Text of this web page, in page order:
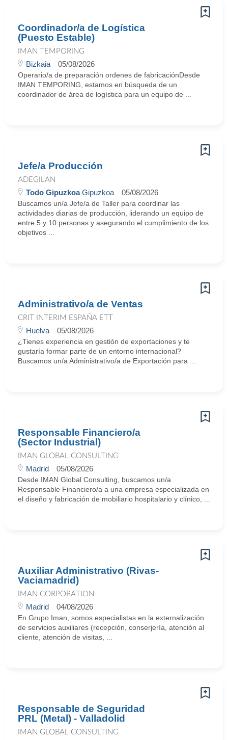
Coordinador/a de Logística
(Puesto Estable)
IMAN TEMPORING
Bizkaia 05/08/2026
Operario/a de preparación ordenes de fabricaciónDesde
IMAN TEMPORING, estamos en búsqueda de un
coordinador de área de logística para un equipo de ...
Jefe/a Producción
ADEGILAN
Todo GipuzkoaGipuzkoa 05/08/2026
Buscamos un/a Jefe/a de Taller para coordinar las
actividades diarias de producción, liderando un equipo de
entre 5 y 10 personas y asegurando el cumplimiento de los
objetivos ...
Administrativo/a de Ventas
CRIT INTERIM ESPAÑA ETT
Huelva 05/08/2026
¿Tienes experiencia en gestión de exportaciones y te
gustaría formar parte de un entorno internacional?
Buscamos un/a Administrativo/a de Exportación para ...
Responsable Financiero/a
(Sector Industrial)
IMAN GLOBAL CONSULTING
Madrid 05/08/2026
Desde IMAN Global Consulting, buscamos un/a
Responsable Financiero/a a una empresa especializada en
el diseño y fabricación de mobiliario hospitalario y clínico, ...
Auxiliar Administrativo (Rivas-
Vaciamadrid)
IMAN CORPORATION
Madrid 04/08/2026
En Grupo Iman, somos especialistas en la externalización
de servicios auxiliares (recepción, conserjería, atención al
cliente, atención de visitas, ...
Responsable de Seguridad
PRL (Metal) - Valladolid
IMAN GLOBAL CONSULTING